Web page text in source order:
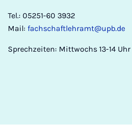
Tel.: 05251-60 3932
Mail: fachschaftlehramt@upb.de
Sprechzeiten: Mittwochs 13-14 Uhr